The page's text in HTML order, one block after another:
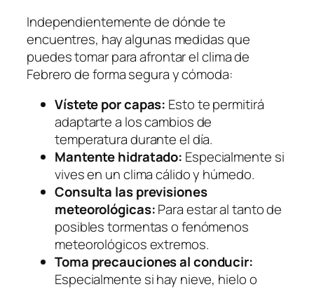
Independientemente de dónde te
encuentres, hay algunas medidas que
puedes tomar para afrontar el clima de
Febrero de forma segura y cómoda:
Vístete por capas: Esto te permitirá
adaptarte a los cambios de
temperatura durante el día.
Mantente hidratado: Especialmente si
vives en un clima cálido y húmedo.
Consulta las previsiones
meteorológicas:Para estar al tanto de
posibles tormentas o fenómenos
meteorológicos extremos.
Toma precauciones al conducir:
Especialmente si hay nieve, hielo o